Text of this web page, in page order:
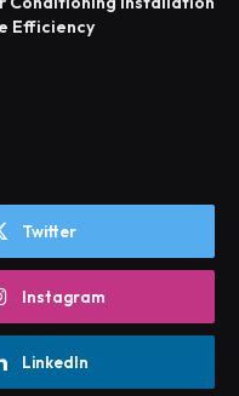
Efficiency
Twitter
Instagram
LinkedIn